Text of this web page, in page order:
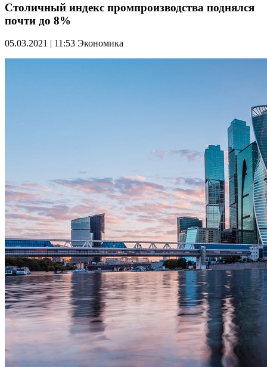
Столичный индекс промпроизводства поднялся
почти до 8%
05.03.2021 | 11:53 Экономика